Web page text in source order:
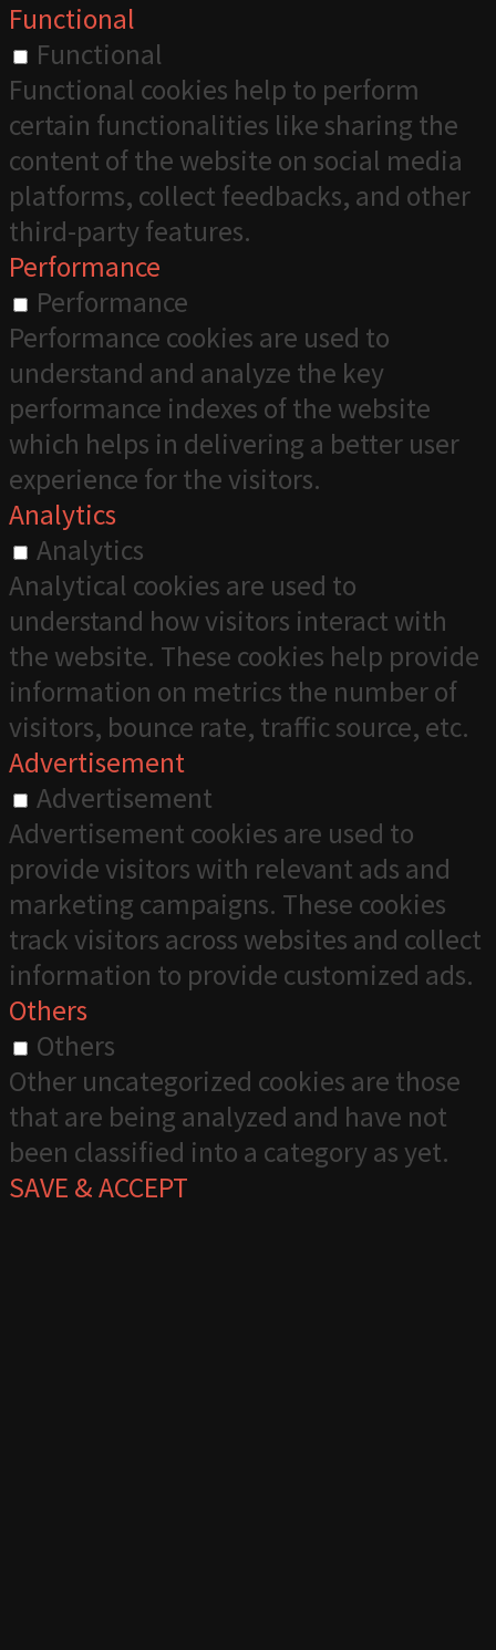
Functional
Functional
Functional cookies help to perform
certain functionalities like sharing the
content of the website on social media
platforms, collect feedbacks, and other
third-party features.
Performance
Performance
Performance cookies are used to
understand and analyze the key
performance indexes of the website
which helps in delivering a better user
experience for the visitors.
Analytics
Analytics
Analytical cookies are used to
understand how visitors interact with
the website. These cookies help provide
information on metrics the number of
visitors, bounce rate, traffic source, etc.
Advertisement
Advertisement
Advertisement cookies are used to
provide visitors with relevant ads and
marketing campaigns. These cookies
track visitors across websites and collect
information to provide customized ads.
Others
Others
Other uncategorized cookies are those
that are being analyzed and have not
been classified into a category as yet.
SAVE & ACCEPT